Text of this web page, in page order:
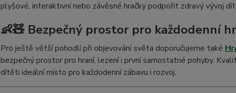
plyšové, interaktivní nebo závěsné hračky podpořit zdravý vývoj
👶🧸 Bezpečný prostor pro každodenní
Pro ještě větší pohodlí při objevování světa doporučujeme také
bezpečný prostor pro hraní, lezení i první samostatné pohyby.
dítěti ideální místo pro každodenní zábavu i rozvoj.